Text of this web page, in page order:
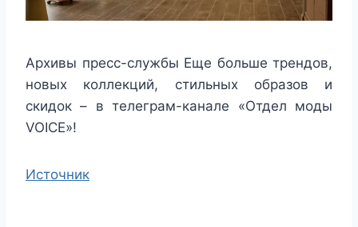
Архивы пресс-службы Еще больше трендов,
новых коллекций, стильных образов и
скидок – в телеграм-канале «Отдел моды
VOICE»!
Источник